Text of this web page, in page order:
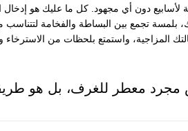
لأسابيع دون أي مجهود. كل ما عليك هو إدخال
بلمسة تجمع بين البساطة والفخامة لتتناسب
المزاجية، واستمتع بلحظات من الاسترخاء
معطر للغرف، بل هو